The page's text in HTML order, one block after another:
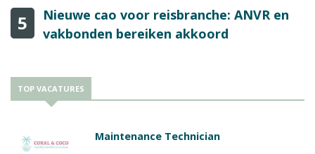
5
Nieuwe cao voor reisbranche: ANVR en
vakbonden bereiken akkoord
TOP VACATURES
Maintenance Technician